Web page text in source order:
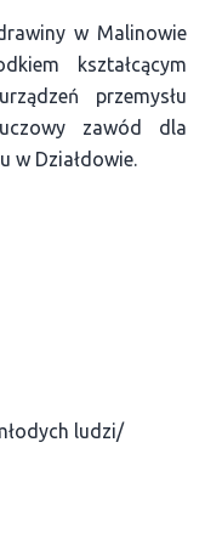
w Malinowie
kształcącym
przemysłu
zawód dla
w Działdowie.
ludzi/